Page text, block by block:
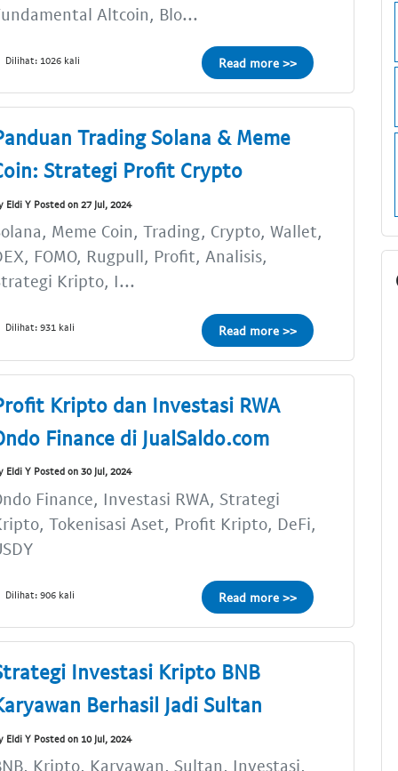
Altcoin, Blo...
Dilihat: 1026 kali Read more >>
Trading Solana & Meme
Strategi Profit Crypto
Eldi Y Posted on 27 Jul, 2024
Meme Coin, Trading, Crypto, Wallet,
FOMO, Rugpull, Profit, Analisis,
Kripto, I...
Dilihat: 931 kali Read more >>
Kripto dan Investasi RWA
Finance di JualSaldo.com
Eldi Y Posted on 30 Jul, 2024
Finance, Investasi RWA, Strategi
Tokenisasi Aset, Profit Kripto, DeFi,
Dilihat: 906 kali Read more >>
Investasi Kripto BNB
Berhasil Jadi Sultan
Eldi Y Posted on 10 Jul, 2024
Kripto, Karyawan, Sultan, Investasi,